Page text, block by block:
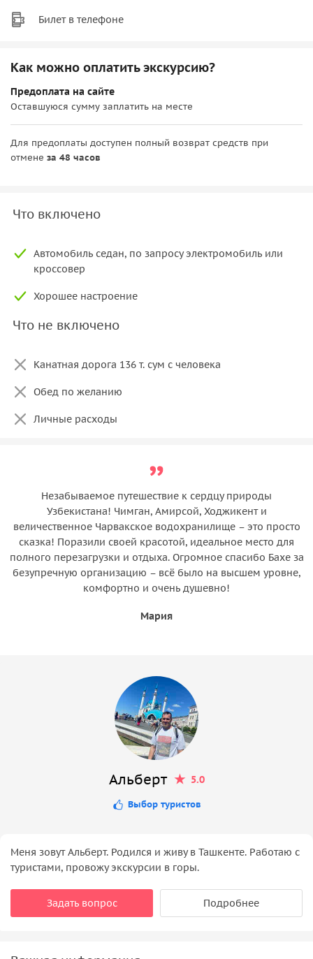
Билет в телефоне
Как можно оплатить экскурсию?
Предоплата на сайте
Оставшуюся сумму заплатить на месте
Для предоплаты доступен полный возврат средств при
отмене за 48 часов
Что включено
Автомобиль седан, по запросу электромобиль или
кроссовер
Хорошее настроение
Что не включено
Канатная дорога 136 т. сум с человека
Обед по желанию
Личные расходы
Незабываемое путешествие к сердцу природы
Узбекистана! Чимган, Амирсой, Ходжикент и
величественное Чарвакское водохранилище – это просто
сказка! Поразили своей красотой, идеальное место для
полного перезагрузки и отдыха. Огромное спасибо Бахе за
безупречную организацию – всё было на высшем уровне,
комфортно и очень душевно!
Мария
Альберт 5.0
Выбор туристов
Меня зовут Альберт. Родился и живу в Ташкенте. Работаю с
туристами, провожу экскурсии в горы.
Задать вопрос Подробнее